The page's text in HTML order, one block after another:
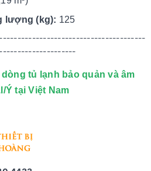
lượng (kg): 125
tủ lạnh bảo quản và âm
Ý tại Việt Nam